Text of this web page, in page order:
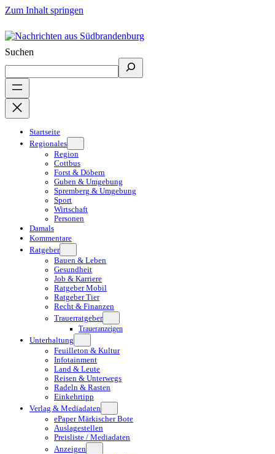
Zum Inhalt springen
Suchen
Startseite
Regionales
Region
Cottbus
Forst & Döbern
Guben & Umgebung
Spremberg & Umgebung
Sport
Wirtschaft
Personen
Damals
Kommentare
Ratgeber
Bauen & Leben
Gesundheit
Job & Karriere
Ratgeber Mobil
Ratgeber Tier
Recht & Finanzen
Trauerratgeber
Traueranzeigen
Unterhaltung
Feuilleton & Kultur
Infotainment
Land & Leute
Reisen & Unterwegs
Radeln & Rasten
Einkehrtipp
Verlag & Mediadaten
ePaper Märkischer Bote
Auslagestellen
Preisliste / Mediadaten
Anzeigen